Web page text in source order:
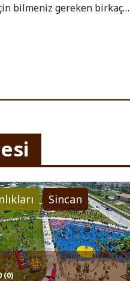
bilmeniz gereken birkaç…
Sincan
(0)